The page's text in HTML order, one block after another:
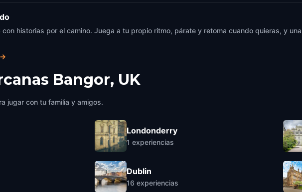
con historias por el camino. Juega a tu propio ritmo, párate y retoma cuando quieras, y
→
Bangor, UK
jugar con tu familia y amigos.
Londonderry
1 experiencias
Dublin
16 experiencias